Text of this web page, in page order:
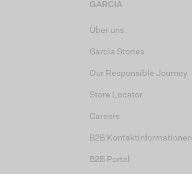
GARCIA
Über uns
Garcia Stories
Our Responsible Journey
Store Locator
Careers
B2B Kontaktinformationen
B2B Portal